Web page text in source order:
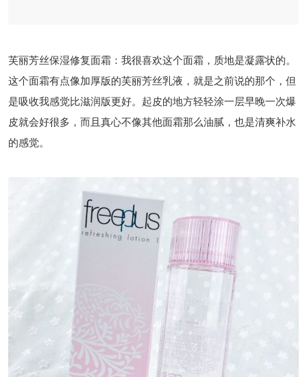
芙丽芳丝保湿修复面霜：我很喜欢这个面霜，质地是凝露状的。
这个面霜有点像加厚版的芙丽芳丝乳液，就是之前说的那个，但
是吸收我感觉比滋润版更好。起皮的地方轻轻涂一层早晚一次爆
皮就会好很多，而且真心不像其他面霜那么油腻，也是清爽补水
的感觉。